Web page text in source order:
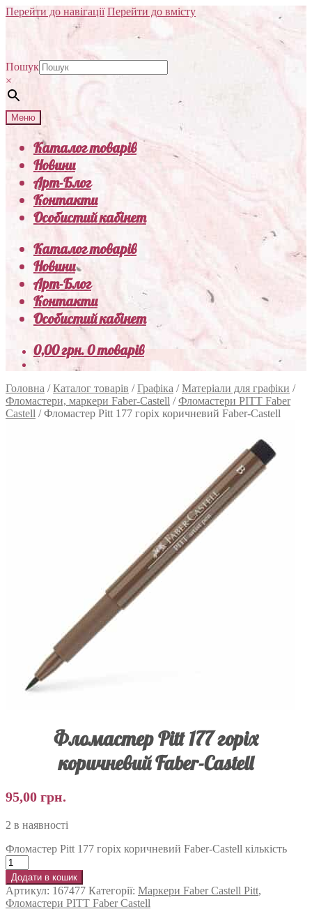
Перейти до навігації Перейти до вмісту
Пошук
×
Меню
Каталог товарів
Новини
Арт-Блог
Контакти
Особистий кабінет
Каталог товарів
Новини
Арт-Блог
Контакти
Особистий кабінет
0,00грн.0 товарів
Головна /Каталог товарів /Графіка /Матеріали для графіки /
Фломастери, маркери Faber-Castell /Фломастери PITT Faber
Castell /Фломастер Pitt 177 горіх коричневий Faber-Castell
Фломастер Pitt 177 горіх
коричневий Faber-Castell
95,00 грн.
2 в наявності
Фломастер Pitt 177 горіх коричневий Faber-Castell кількість
Додати в кошик
Артикул: 167477 Категорії: Маркери Faber Castell Pitt,
Фломастери PITT Faber Castell